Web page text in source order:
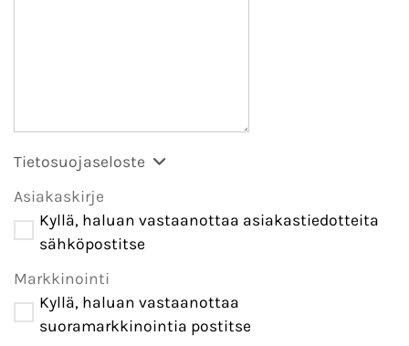
Tietosuojaseloste
Asiakaskirje
Kyllä, haluan vastaanottaa asiakastiedotteita
sähköpostitse
Markkinointi
Kyllä, haluan vastaanottaa
suoramarkkinointia postitse